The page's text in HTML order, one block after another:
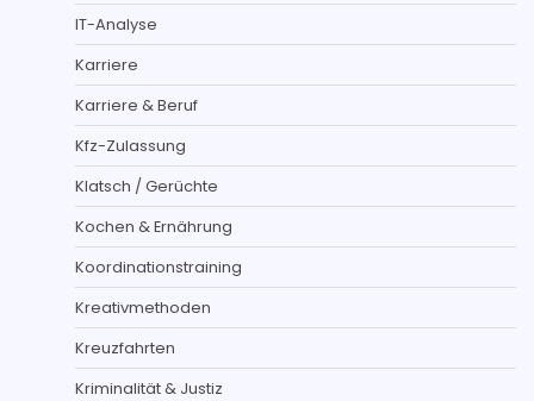
IT-Analyse
Karriere
Karriere & Beruf
Kfz-Zulassung
Klatsch / Gerüchte
Kochen & Ernährung
Koordinationstraining
Kreativmethoden
Kreuzfahrten
Kriminalität & Justiz